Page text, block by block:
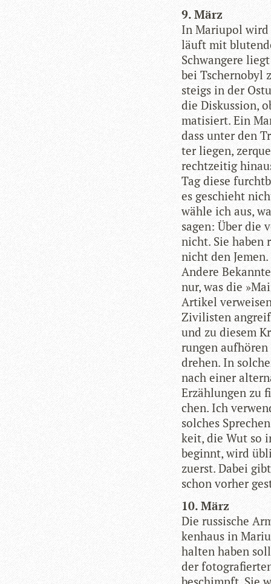
9. März
In Mariu­pol wird
läuft mit
Schwan­gere
bei Tscher­no­byl
steigs in der
die Dis­kus­sion,
ma­ti­siert. Ein
dass unter den
ter lie­gen,
recht­zei­tig
Tag diese
es geschieht
wähle ich aus,
sagen: Über die
nicht. Sie haben
nicht den Jemen.
Andere
nur, was die
Arti­kel
Zivi­lis­ten
und zu die­sem
run­gen
dre­hen. In
nach einer
Erzäh­lun­gen zu
chen. Ich
sol­ches
keit, die Wut so
beginnt, wird
zuerst. Dabei
schon vor­her
10. März
Die rus­si­sche
ken­haus in
hal­ten haben
der